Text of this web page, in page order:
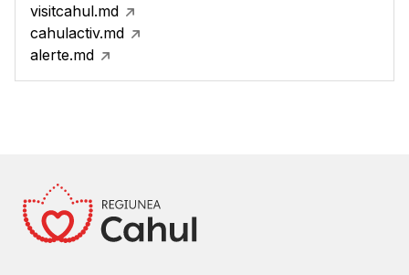
visitcahul.md
cahulactiv.md
alerte.md